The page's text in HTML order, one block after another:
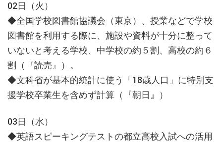
02日（火）
◆全国学校図書館協議会（東京）、授業などで学校
図書館を利用する際に、施設や資料が十分に整って
いないと考える学校、中学校の約５割、高校の約６
割（『読売』）。
◆文科省が基本的統計に使う「18歳人口」に特別支
援学校卒業生を含めず計算（『朝日』）
03日（水）
◆英語スピーキングテストの都立高校入試への活用